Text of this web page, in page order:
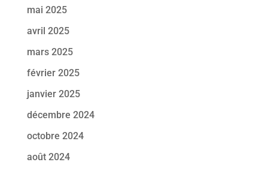
mai 2025
avril 2025
mars 2025
février 2025
janvier 2025
décembre 2024
octobre 2024
août 2024